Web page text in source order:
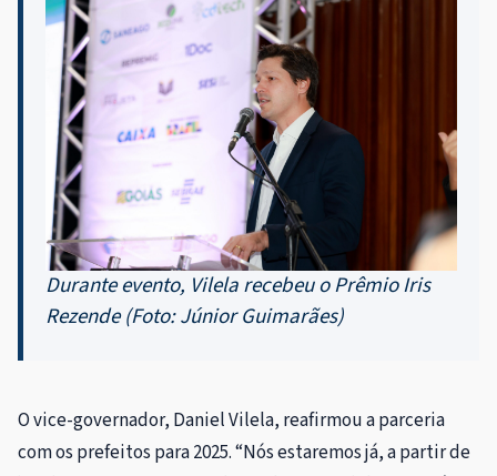
Durante evento, Vilela recebeu o Prêmio Iris
Rezende (Foto: Júnior Guimarães)
O vice-governador, Daniel Vilela, reafirmou a parceria
com os prefeitos para 2025. “Nós estaremos já, a partir de